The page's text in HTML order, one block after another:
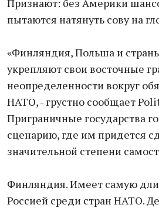
Признают: без Америки
пытаются натянуть сову на
«Финляндия, Польша и
укрепляют свои восточные
неопределенности вокруг
НАТО, - грустно сообщает
Приграничные государства
сценарию, где им придется
значительной степени
Финляндия. Имеет самую
Россией среди стран НАТО.